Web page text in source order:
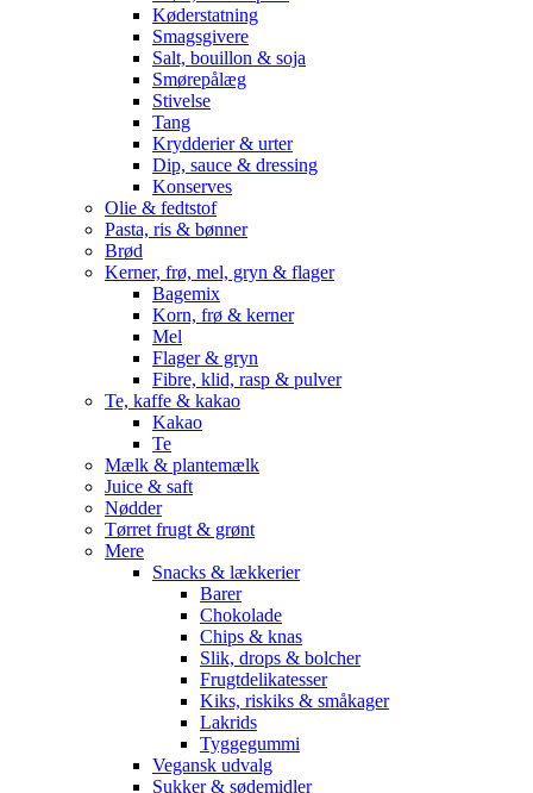
Køderstatning
Smagsgivere
Salt, bouillon & soja
Smørepålæg
Stivelse
Tang
Krydderier & urter
Dip, sauce & dressing
Konserves
Olie & fedtstof
Pasta, ris & bønner
Brød
Kerner, frø, mel, gryn & flager
Bagemix
Korn, frø & kerner
Mel
Flager & gryn
Fibre, klid, rasp & pulver
Te, kaffe & kakao
Kakao
Te
Mælk & plantemælk
Juice & saft
Nødder
Tørret frugt & grønt
Mere
Snacks & lækkerier
Barer
Chokolade
Chips & knas
Slik, drops & bolcher
Frugtdelikatesser
Kiks, riskiks & småkager
Lakrids
Tyggegummi
Vegansk udvalg
Sukker & sødemidler